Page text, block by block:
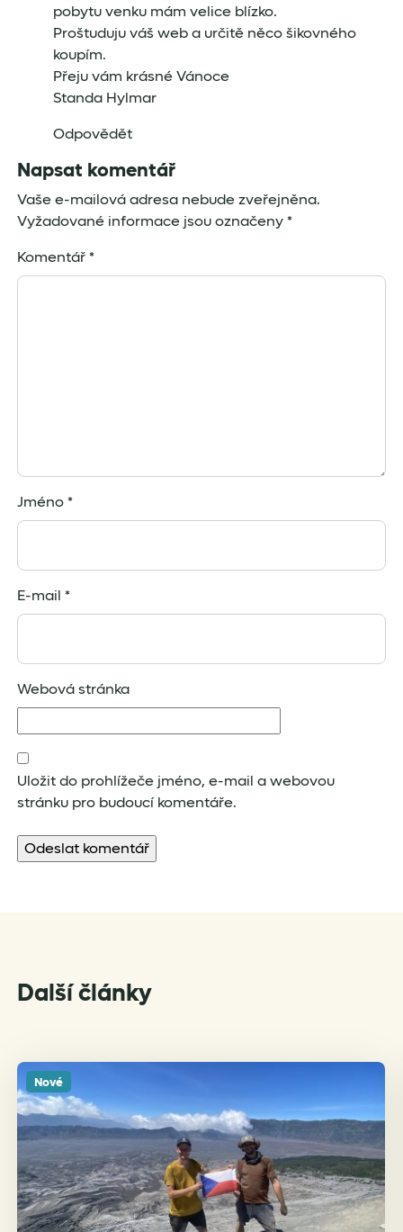
pobytu venku mám velice blízko.
Proštuduju váš web a určitě něco šikovného
koupím.
Přeju vám krásné Vánoce
Standa Hylmar
Odpovědět
Napsat komentář
Vaše e-mailová adresa nebude zveřejněna.
Vyžadované informace jsou označeny*
Komentář*
Jméno*
E-mail *
Webová stránka
Uložit do prohlížeče jméno, e-mail a webovou
stránku pro budoucí komentáře.
Další články
Nové